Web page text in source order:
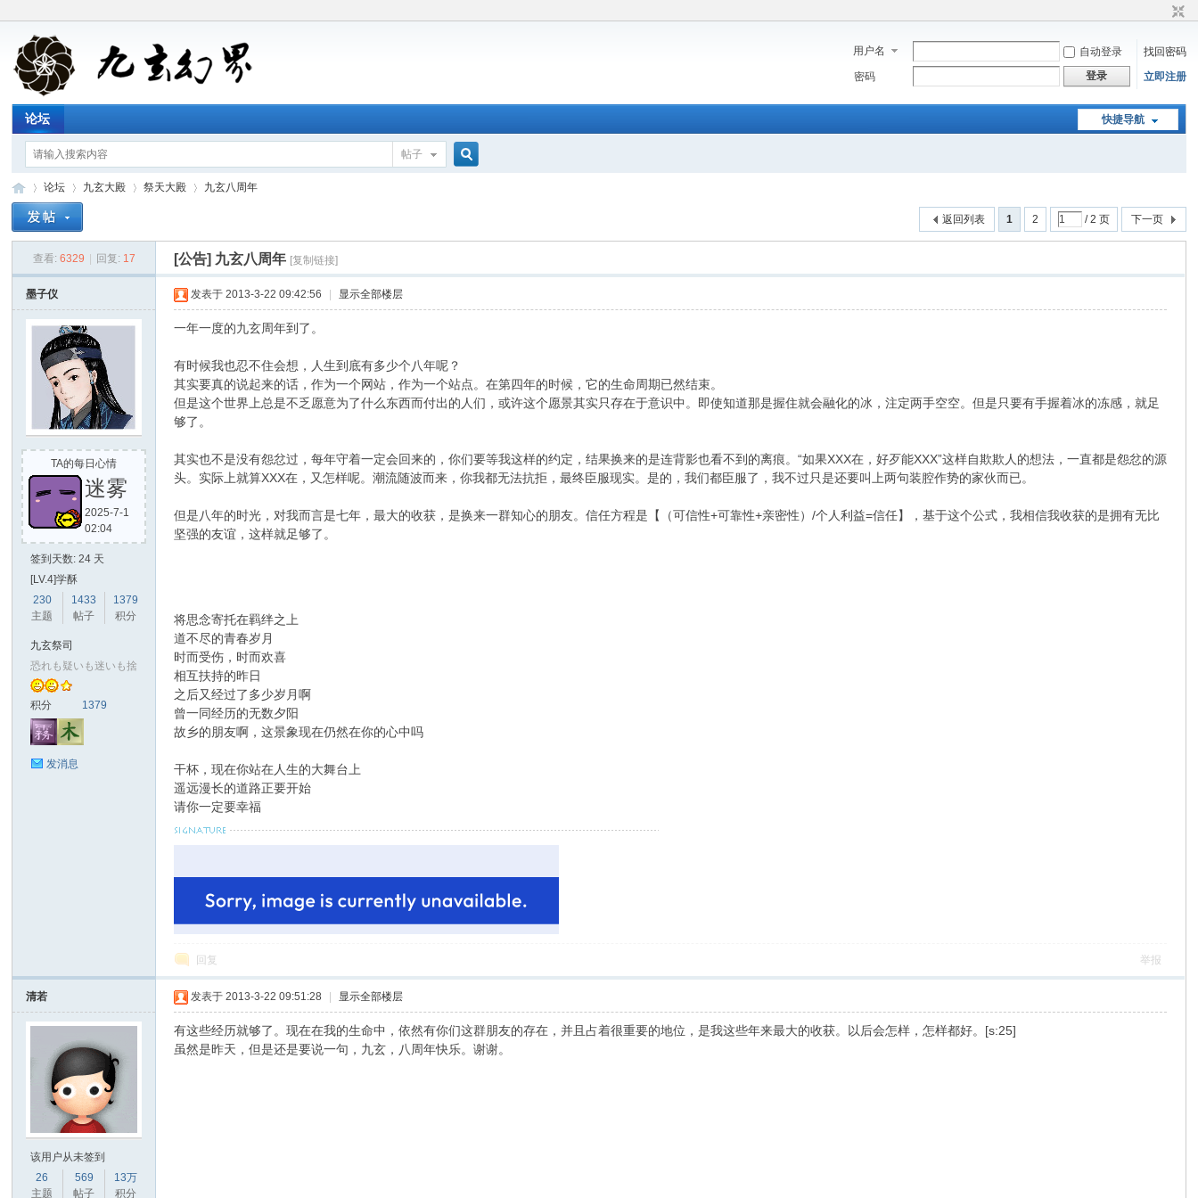
用户名 自动登录
找回密码
密码
登录 立即注册
快捷导航
论坛
帖子
论坛
›
九玄大殿
›
祭天大殿
›
九玄八周年
1 2 / 2 页 下一页
返回列表
查看: 6329 回复: 17 [公告] 九玄八周年 [复制链接]
墨子仪
TA的每日心情
迷雾
2025-7-1
02:04
签到天数: 24 天
[LV.4]学酥
230
主题
1433
帖子
1379
积分
九玄祭司
恐れも疑いも迷いも捨
积分 1379
发消息
发表于 2013-3-22 09:42:56 显示全部楼层
一年一度的九玄周年到了。
有时候我也忍不住会想，人生到底有多少个八年呢？
其实要真的说起来的话，作为一个网站，作为一个站点。在第四年的时候，它的生命周期已然结束。
但是这个世界上总是不乏愿意为了什么东西而付出的人们，或许这个愿景其实只存在于意识中。即使知道那是握住就会融化的冰，注定两手空空。但是只要有手握着冰的冻感，就足
够了。
其实也不是没有怨忿过，每年守着一定会回来的，你们要等我这样的约定，结果换来的是连背影也看不到的离痕。“如果XXX在，好歹能XXX”这样自欺欺人的想法，一直都是怨忿的源
头。实际上就算XXX在，又怎样呢。潮流随波而来，你我都无法抗拒，最终臣服现实。是的，我们都臣服了，我不过只是还要叫上两句装腔作势的家伙而已。
但是八年的时光，对我而言是七年，最大的收获，是换来一群知心的朋友。信任方程是【（可信性+可靠性+亲密性）/个人利益=信任】，基于这个公式，我相信我收获的是拥有无比
坚强的友谊，这样就足够了。
将思念寄托在羁绊之上
道不尽的青春岁月
时而受伤，时而欢喜
相互扶持的昨日
之后又经过了多少岁月啊
曾一同经历的无数夕阳
故乡的朋友啊，这景象现在仍然在你的心中吗
干杯，现在你站在人生的大舞台上
遥远漫长的道路正要开始
请你一定要幸福
回复 举报
清若
该用户从未签到
26
主题
569
帖子
13万
积分
发表于 2013-3-22 09:51:28 显示全部楼层
有这些经历就够了。现在在我的生命中，依然有你们这群朋友的存在，并且占着很重要的地位，是我这些年来最大的收获。以后会怎样，怎样都好。[s:25]
虽然是昨天，但是还是要说一句，九玄，八周年快乐。谢谢。